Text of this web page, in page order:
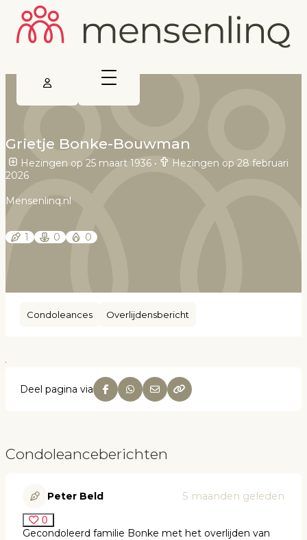
Grietje Bonke-Bouwman
Hezingen op 25 maart 1936 •
Hezingen op 28 februari
2026
Mensenlinq.nl
1 0 0
Condoleances Overlijdensbericht
Deel pagina via
Condoleanceberichten
Peter Beld 5 maanden geleden
0
Gecondoleerd familie Bonke met het overlijden van